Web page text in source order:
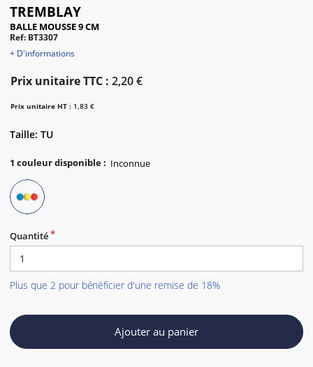
TREMBLAY
BALLE MOUSSE 9 CM
Ref: BT3307
+ D'informations
Prix unitaire TTC : 2,20 €
Prix unitaire HT : 1,83 €
Taille: TU
1 couleur disponible:
Quantité
Plus que 2 pour bénéficier d'une remise de 18%
Ajouter au panier